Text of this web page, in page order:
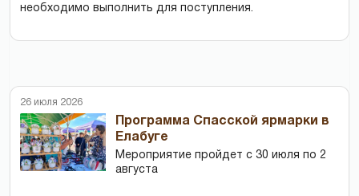
необходимо выполнить для поступления.
26 июля 2026
Программа Спасской ярмарки в
Елабуге
Мероприятие пройдет с 30 июля по 2
августа